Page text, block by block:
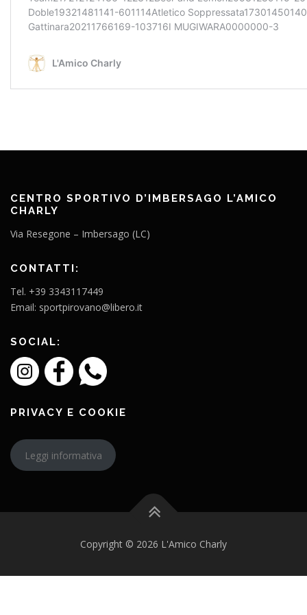
CENTRO SPORTIVO D’IMBERSAGO L’AMICO
CHARLY
Via Resegone – Imbersago (LC)
CONTATTI:
Tel. +39 3343117449
Email: sportpirovano@libero.it
SOCIAL:
PRIVACY E COOKIE
Leggi informativa
Copyright © 2026 L'Amico Charly